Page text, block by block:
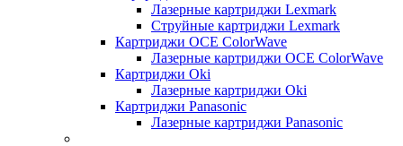
Лазерные картриджи Lexmark
Струйные картриджи Lexmark
Картриджи OCE ColorWave
Лазерные картриджи OCE ColorWave
Картриджи Oki
Лазерные картриджи Oki
Картриджи Panasonic
Лазерные картриджи Panasonic